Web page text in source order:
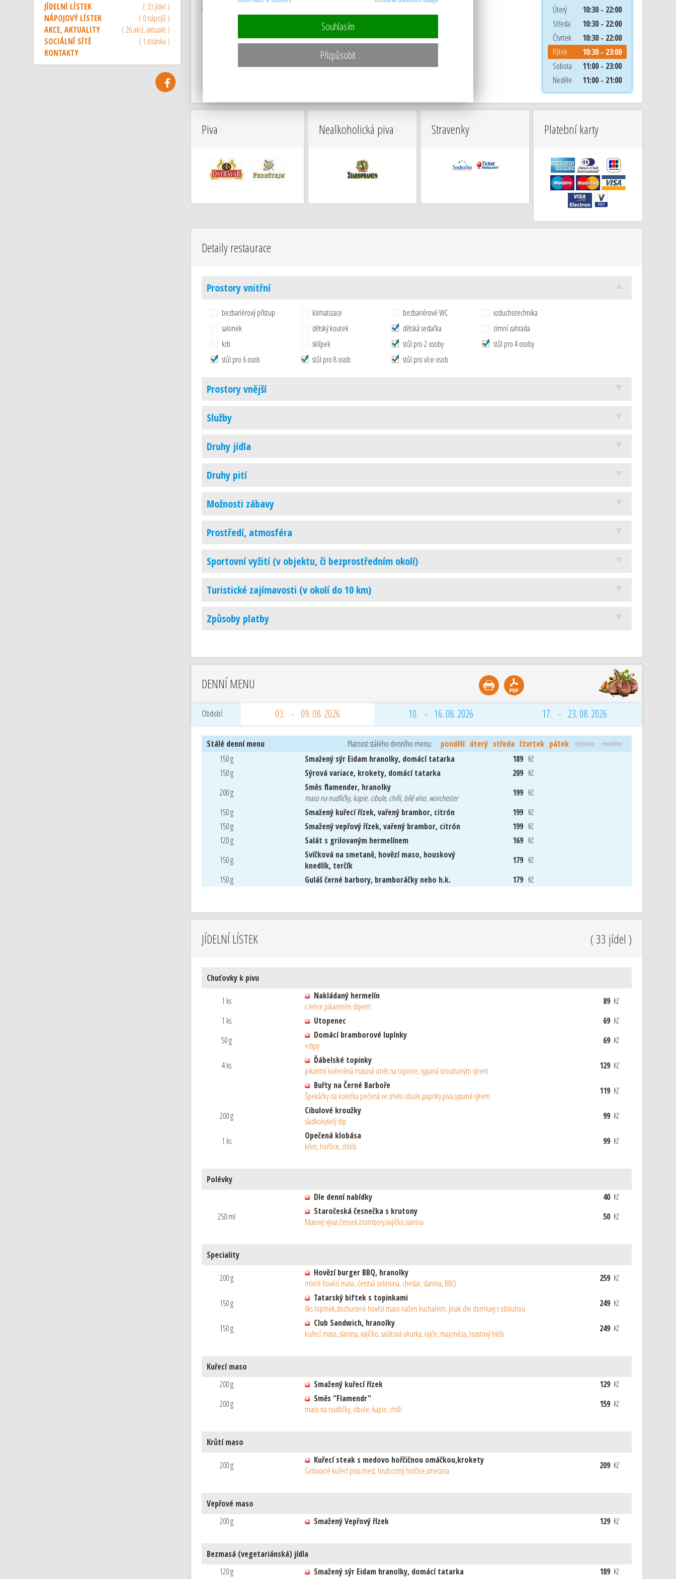
JÍDELNÍ LÍSTEK
( 33 jídel )
NÁPOJOVÝ LÍSTEK
( 0 nápojů )
AKCE, AKTUALITY
( 26 akcí, aktualit )
SOCIÁLNÍ SÍTĚ
( 1 stránka )
KONTAKTY
Úterý
10:30 - 22:00
Středa
10:30 - 22:00
Čtvrtek
10:30 - 22:00
Pátek
10:30 - 23:00
Sobota
11:00 - 23:00
Neděle
11:00 - 21:00
česká kuchyně
Piva Nealkoholická piva Stravenky Platební karty
Detaily restaurace
Prostory vnitřní
bezbariérový přístup klimatizace bezbariérové WC
vzduchotechnika
salonek
dětský koutek dětská sedačka
zimní zahrada
krb
sklípek stůl pro 2 osoby
stůl pro 4 osoby
stůl pro 6 osob
stůl pro 8 osob stůl pro více osob
Prostory vnější
Služby
Druhy jídla
Druhy pití
Možnosti zábavy
Prostředí, atmosféra
Sportovní vyžití (v objektu, či bezprostředním okolí)
Turistické zajímavosti (v okolí do 10 km)
Způsoby platby
DENNÍ MENU
Období: 03. - 09. 08. 2026 10. - 16. 08. 2026 17. - 23. 08. 2026
Stálé denní menu Platnost stálého denního menu: pondělí úterý středa čtvrtek pátek sobota neděle
150 g
Smažený sýr Eidam hranolky, domácí tatarka 189Kč
150 g
Sýrová variace, krokety, domácí tatarka 209Kč
200 g
Směs flamender, hranolky
maso na nudličky, kapie, cibule, chilli, bílé víno, worchester
199Kč
150 g
Smažený kuřecí řízek, vařený brambor, citrón 199Kč
150 g
Smažený vepřový řízek, vařený brambor, citrón 199Kč
120 g
Salát s grilovaným hermelínem 169Kč
150 g
Svíčková na smetaně, hovězí maso, houskový
knedlík, terčík
179Kč
150 g
Guláš černé barbory, bramboráčky nebo h.k. 179Kč
JÍDELNÍ LÍSTEK ( 33 jídel )
Chuťovky k pivu
1 ks
Nakládaný hermelín
s lehce pikantním dipem
89Kč
1 ks
Utopenec 69Kč
50 g
Domácí bramborové lupínky
+dipy
69Kč
4 ks
Ďábelské topinky
pikantní kořeněná masová směs na topince, sypaná strouhaným sýrem
129Kč
Buřty na Černé Barboře
Špekáčky na kolečka pečená ve směsi cibule,papriky,piva,sypané sýrem
119Kč
200 g
Cibulové kroužky
sladkokyselý dip
99Kč
1 ks
Opečená klobása
křen, hořčice, chléb
99Kč
Polévky
Dle denní nabídky
40Kč
250 ml
Staročeská česnečka s krutony
Masový vývar,česnek,brambory,vajíčko,slanina
50Kč
Speciality
200 g
Hovězí burger BBQ, hranolky
mleté hovězí maso, čerstvá zelenina, chedar, slanina, BBQ
259Kč
150 g
Tatarský biftek s topinkami
6ks topinek,dochucené hovězí maso našim kuchařem, jinak dle domluvy s obsluhou
249Kč
150 g
Club Sandwich, hranolky
kuřecí maso, slanina, vajíčko, salátová okurka, rajče, majonéza, toastový hléb
249Kč
Kuřecí maso
200 g
Smažený kuřecí řízek 129Kč
200 g
Směs "Flamendr"
maso na nudličky, cibule, kapie, chilli
159Kč
Krůtí maso
200 g
Kuřecí steak s medovo hořčičnou omáčkou,krokety
Grilované kuřecí prso,med, hrubozrný hořčice,smetana
209Kč
Vepřové maso
200 g
Smažený Vepřový řízek 129Kč
Bezmasá (vegetariánská) jídla
120 g
Smažený sýr Eidam hranolky, domácí tatarka 189Kč
Souhlasím
Přizpůsobit